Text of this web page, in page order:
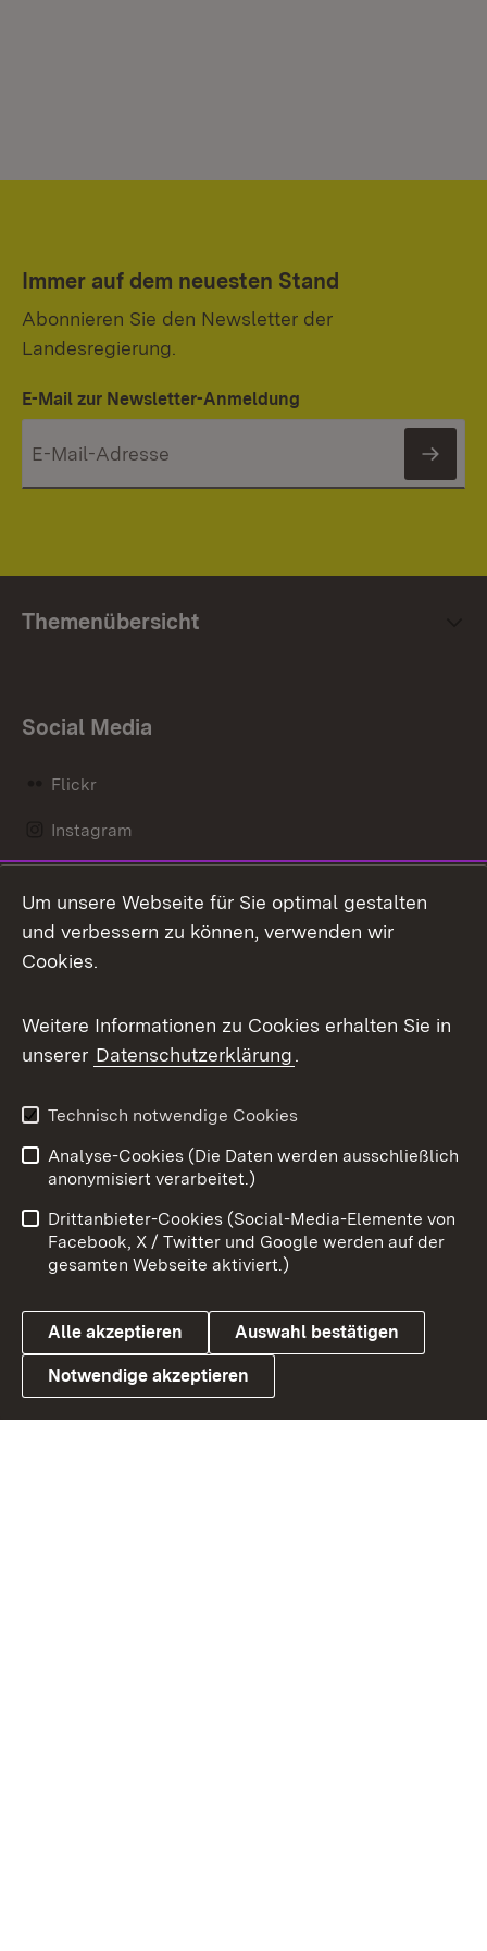
Immer auf dem neuesten Stand
Abonnieren Sie den Newsletter der
Landesregierung.
E-Mail zur Newsletter-Anmeldung
Themenübersicht
Social Media
Flickr
Instagram
Mastodon
Messenger
Social Wall
X / Twitter
Youtube
Link zum Landesportal
Benutzungshinweise
Barrierefreiheit
Datenschutz
Cookies
Um unsere Webseite für Sie optimal gestalten
und verbessern zu können, verwenden wir
Cookies.
Weitere Informationen zu Cookies erhalten Sie in
unserer Datenschutzerklärung.
Technisch notwendige Cookies
Analyse-Cookies (Die Daten werden ausschließlich
anonymisiert verarbeitet.)
Drittanbieter-Cookies (Social-Media-Elemente von
Facebook, X / Twitter und Google werden auf der
gesamten Webseite aktiviert.)
Alle akzeptieren Auswahl bestätigen
Notwendige akzeptieren